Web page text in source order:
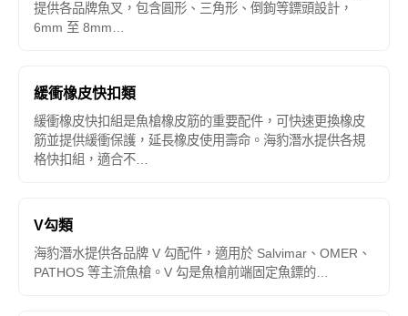
提供各品牌魚叉，包含圓形、三角形、倒鉤等鏢頭設計，
6mm 至 8mm…
緩衝橡皮快扣類
緩衝橡皮快扣組是魚槍橡皮筋的重要配件，可快速更換橡皮
筋並提供緩衝保護，延長橡皮使用壽命。海豹潛水提供各規
格快扣組，適合不…
V勾類
海豹潛水提供各品牌 V 勾配件，適用於 Salvimar、OMER、
PATHOS 等主流魚槍。V 勾是魚槍前端固定魚鏢的…